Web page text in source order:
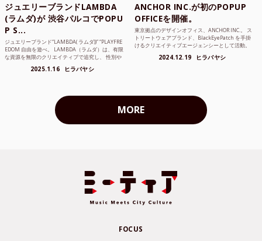
ジュエリーブランドLAMBDA
(ラムダ)が 渋谷パルコでPOPU
P S...
ジュエリーブランド“LAMBDA( ラムダ))” “PLAYFRE
EDOM 自由を遊べ。 LAMBDA（ラムダ）は、有限
な資源を無限のクリエイティブで追究し、 性別や
2025.1.16 ヒラバヤシ
ANCHOR INC.が初のPOPUP
OFFICEを開催。
東京拠点のデザインオフィス、ANCHOR INC.。 ス
トリートウェアブランド、BlackEyePatch を手掛
けるクリエイティブエージェンシーとして活動。
2024.12.19 ヒラバヤシ
MORE
FOCUS